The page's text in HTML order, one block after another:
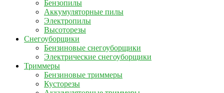
Бензопилы
Аккумуляторные пилы
Электропилы
Высоторезы
Снегоуборщики
Бензиновые снегоуборщики
Электрические снегоуборщики
Триммеры
Бензиновые триммеры
Кусторезы